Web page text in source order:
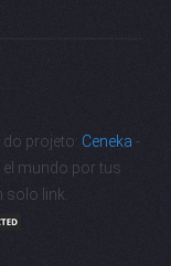
projeto: Ceneka -
mundo por tus
link.